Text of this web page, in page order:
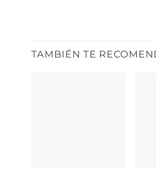
TAMBIÉN TE